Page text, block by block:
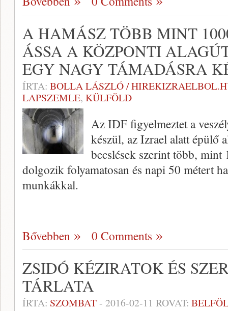
A HAMÁSZ TÖBB MINT
ÁSSA A KÖZPONTI
EGY NAGY TÁMADÁSRA
ÍRTA: BOLLA LÁSZLÓ /
LAPSZEMLE, KÜLFÖLD
Az IDF figyelmeztet a
készül, az Izrael alatt épülő
becslések szerint több, mint
dolgozik folyamatosan és napi 50 métert
munkákkal.
Bővebben 0 Comments
ZSIDÓ KÉZIRATOK ÉS
TÁRLATA
ÍRTA: SZOMBAT- 2016-02-11 ROVAT: